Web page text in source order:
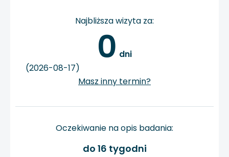
Najbliższa wizyta za:
0 dni
(2026-08-17)
Masz inny termin?
Oczekiwanie na opis badania:
do 16 tygodni